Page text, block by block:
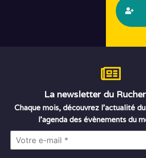
La newsletter du
Chaque mois, découvrez l’actualité
l’agenda des évènements du